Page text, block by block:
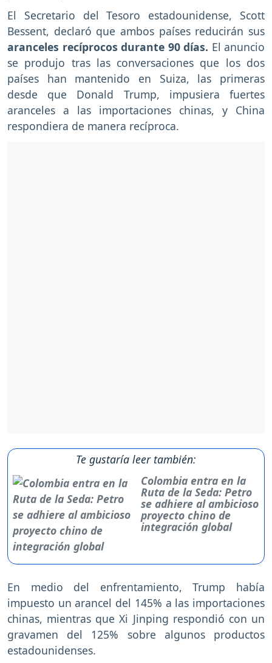
El Secretario del Tesoro estadounidense, Scott
Bessent, declaró que ambos países reducirán sus
aranceles recíprocos durante 90 días. El anuncio
se produjo tras las conversaciones que los dos
países han mantenido en Suiza, las primeras
desde que Donald Trump, impusiera fuertes
aranceles a las importaciones chinas, y China
respondiera de manera recíproca.
Te gustaría leer también:
Colombia entra en la
Ruta de la Seda: Petro
se adhiere al ambicioso
proyecto chino de
integración global
En medio del enfrentamiento, Trump había
impuesto un arancel del 145% a las importaciones
chinas, mientras que Xi Jinping respondió con un
gravamen del 125% sobre algunos productos
estadounidenses.